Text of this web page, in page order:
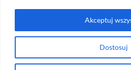
Dostosuj
Akceptuj
Wspólnota Lew Judy //